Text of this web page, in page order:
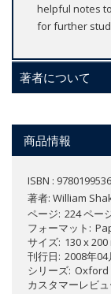
helpful notes
for further
著者について
商品情報
ISBN :
著者: William
ページ 224 ペー
フォーマット
サイズ 130 x 200
刊行日 2008年04
シリーズ Oxford
カスタマーレビ